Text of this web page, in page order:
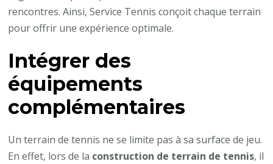
rencontres. Ainsi, Service Tennis conçoit chaque terrain
pour offrir une expérience optimale.
Intégrer des
équipements
complémentaires
Un terrain de tennis ne se limite pas à sa surface de jeu.
En effet, lors de la construction de terrain de tennis, il